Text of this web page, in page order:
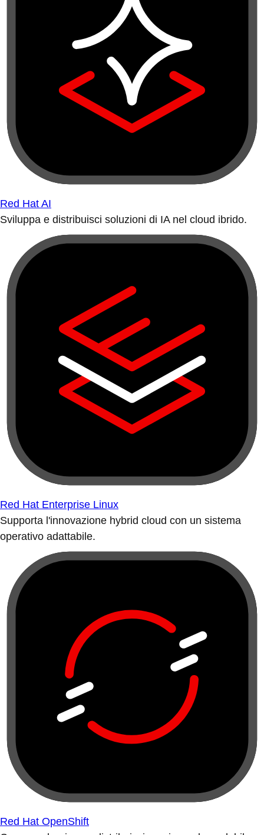
Red Hat AI
Sviluppa e distribuisci soluzioni di IA nel cloud ibrido.
Red Hat Enterprise Linux
Supporta l'innovazione hybrid cloud con un sistema
operativo adattabile.
Red Hat OpenShift